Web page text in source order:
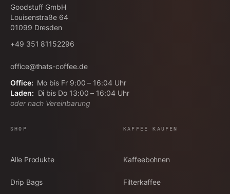
Goodstuff GmbH
Louisenstraße 64
01099 Dresden
+49 351 81152296
office@thats-coffee.de
Office: Mo bis Fr 9:00 – 16:04 Uhr
Laden: Di bis Do 13:00 – 16:04 Uhr
oder nach Vereinbarung
SHOP
Alle Produkte
Drip Bags
KAFFEE KAUFEN
Kaffeebohnen
Filterkaffee